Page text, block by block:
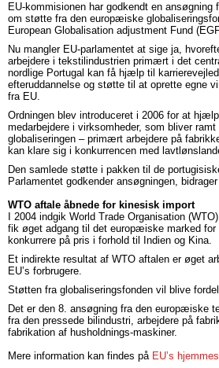
EU-kommisionen har godkendt en ansøgning
om støtte fra den europæiske
European Globalisation adjustment Fund
Nu mangler EU-parlamentet at sige ja,
arbejdere i tekstilindustrien primært i det
nordlige Portugal kan få hjælp til
efteruddannelse og støtte til at oprette egne
fra EU.
Ordningen blev introduceret i 2006 for at
medarbejdere i virksomheder, som bliver ramt
globaliseringen – primært arbejdere på
kan klare sig i konkurrencen med
Den samlede støtte i pakken til de
Parlamentet godkender ansøgningen,
WTO aftale åbnede for kinesisk import
I 2004 indgik World Trade Organisation
fik øget adgang til det europæiske marked
konkurrere på pris i forhold til Indien og Kina.
Et indirekte resultat af WTO aftalen er øget
EU’s forbrugere.
Støtten fra globaliseringsfonden vil blive
Det er den 8. ansøgning fra den europæiske
fra den pressede bilindustri, arbejdere på
fabrikation af husholdnings-maskiner.
Mere information kan findes på EU’s